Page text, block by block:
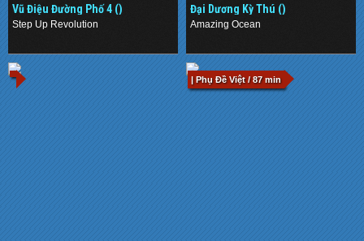
Vũ Điệu Đường Phố 4 ()
Step Up Revolution
Đại Dương Kỳ Thú ()
Amazing Ocean
| Phụ Đề Việt / 87 min